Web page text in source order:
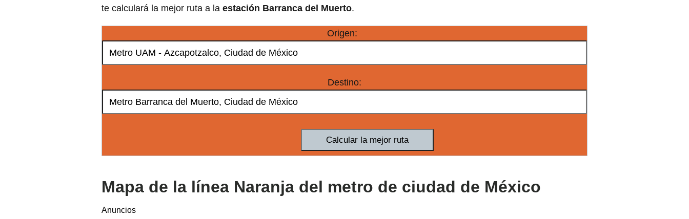
te calculará la mejor ruta a la estación Barranca del Muerto.
Origen:
Destino:
Mapa de la línea Naranja del metro de ciudad de México
Anuncios